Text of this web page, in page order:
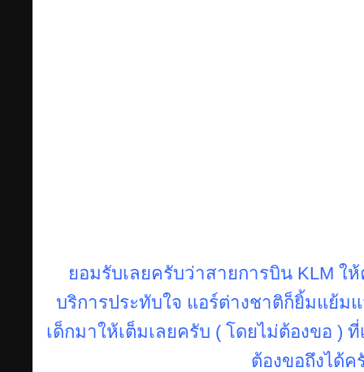
ยอมรับเลยครับว่าสายการบิน KLM ใ
บริการประทับใจ แอร์ต่างชาติก็ยิ้มแย้มแ
เด็กมาให้เต็มเลยครับ ( โดยไม่ต้องขอ )
ต้องขอถึงได้